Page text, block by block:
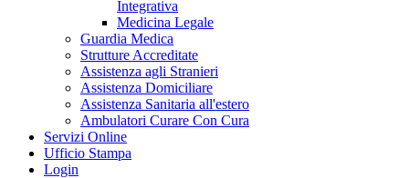
Integrativa
Medicina Legale
Guardia Medica
Strutture Accreditate
Assistenza agli Stranieri
Assistenza Domiciliare
Assistenza Sanitaria all'estero
Ambulatori Curare Con Cura
Servizi Online
Ufficio Stampa
Login